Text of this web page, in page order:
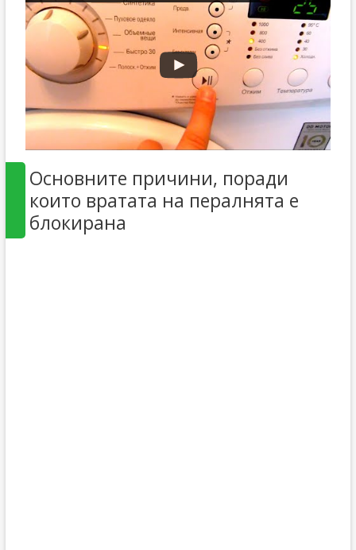
Основните причини, поради
които вратата на пералнята е
блокирана